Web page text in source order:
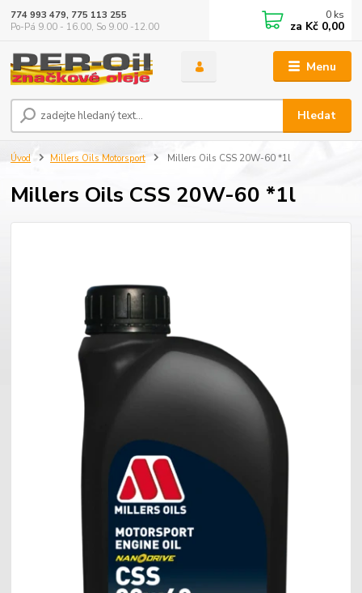
Menu
Hledat
774 993 479, 775 113 255
Po-Pá 9.00 - 16.00, So 9.00 -12.00
0 ks
za Kč 0,00
Úvod Millers Oils Motorsport Millers Oils CSS 20W-60 *1l
Millers Oils CSS 20W-60 *1l